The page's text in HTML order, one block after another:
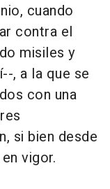
cuando
contra el
misiles y
, a la que se
con una
si bien desde
vigor.